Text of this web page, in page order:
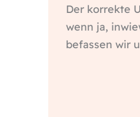
Der korrekte
wenn ja,
befassen wir